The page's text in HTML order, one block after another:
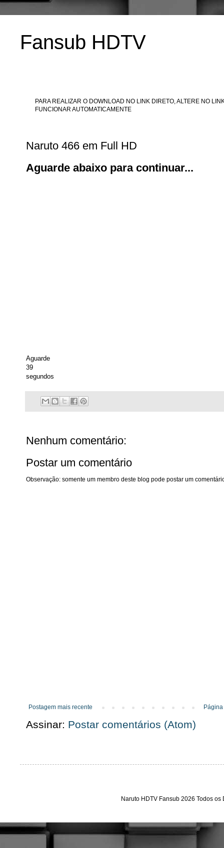
Fansub HDTV
PARA REALIZAR O DOWNLOAD NO LINK DIRETO, ALTERE NO
FUNCIONAR AUTOMATICAMENTE
Naruto 466 em Full HD
Aguarde abaixo para continuar...
Aguarde
39
segundos
Nenhum comentário:
Postar um comentário
Observação: somente um membro deste blog pode postar um
Postagem mais recente
Assinar: Postar comentários (Atom)
Naruto HDTV Fansub 2026 Todos